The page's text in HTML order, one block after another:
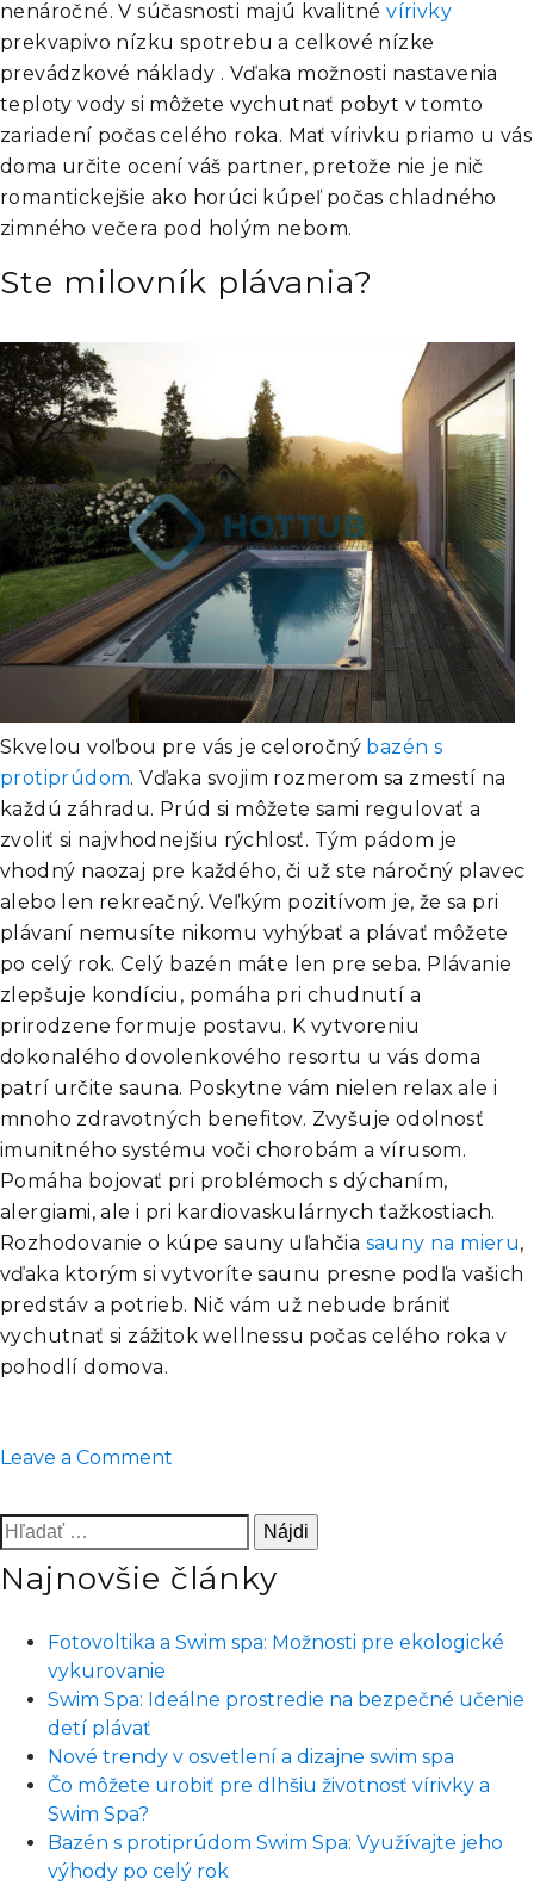
nenáročné. V súčasnosti majú kvalitnévírivky
prekvapivo nízku spotrebu a celkové nízke
prevádzkové náklady . Vďaka možnosti nastavenia
teploty vody si môžete vychutnať pobyt v tomto
zariadení počas celého roka. Mať vírivku priamo u vás
doma určite ocení váš partner, pretože nie je nič
romantickejšie ako horúci kúpeľ počas chladného
zimného večera pod holým nebom.
Ste milovník plávania?
Skvelou voľbou pre vás je celoročný bazén s
protiprúdom. Vďaka svojim rozmerom sa zmestí na
každú záhradu. Prúd si môžete sami regulovať a
zvoliť si najvhodnejšiu rýchlosť. Tým pádom je
vhodný naozaj pre každého, či už ste náročný plavec
alebo len rekreačný. Veľkým pozitívom je, že sa pri
plávaní nemusíte nikomu vyhýbať a plávať môžete
po celý rok. Celý bazén máte len pre seba. Plávanie
zlepšuje kondíciu, pomáha pri chudnutí a
prirodzene formuje postavu. K vytvoreniu
dokonalého dovolenkového resortu u vás doma
patrí určite sauna. Poskytne vám nielen relax ale i
mnoho zdravotných benefitov. Zvyšuje odolnosť
imunitného systému voči chorobám a vírusom.
Pomáha bojovať pri problémoch s dýchaním,
alergiami, ale i pri kardiovaskulárnych ťažkostiach.
Rozhodovanie o kúpe sauny uľahčia sauny na mieru,
vďaka ktorým si vytvoríte saunu presne podľa vašich
predstáv a potrieb. Nič vám už nebude brániť
vychutnať si zážitok wellnessu počas celého roka v
pohodlí domova.
Leave a Comment
doma
vlastný
dovolenkový
Hľadať:
Najnovšie články
Fotovoltika a Swim spa: Možnosti pre ekologické
vykurovanie
Swim Spa: Ideálne prostredie na bezpečné učenie
detí plávať
Nové trendy v osvetlení a dizajne swim spa
Čo môžete urobiť pre dlhšiu životnosť vírivky a
Swim Spa?
Bazén s protiprúdom Swim Spa: Využívajte jeho
výhody po celý rok